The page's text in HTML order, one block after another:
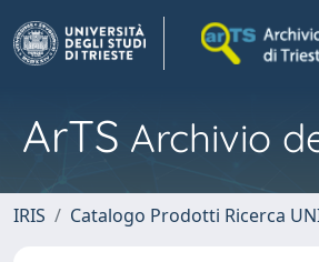
ArTS Archivio
IRIS Catalogo Prodotti Ricerca